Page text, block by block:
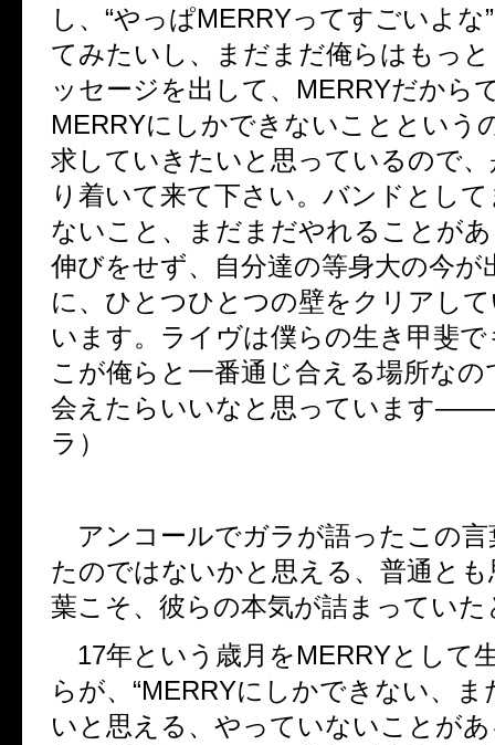
し、“やっぱMERRYってすごいよな
てみたいし、まだまだ俺らはもっ
ッセージを出して、 MERRYだから
MERRYにしかできないことという
求していきたいと思っているので
り着いて来て下さい。バンドとし
ないこと、まだまだやれることが
伸びをせず、自分達の等身大の今が
に、ひとつひとつの壁をクリアし
います。ライヴは僕らの生き甲斐
こが俺らと一番通じ合える場所な
会えたらいいなと思っています
ラ）
アンコールでガラが語ったこの言
たのではないかと思える、普通と
葉こそ、彼らの本気が詰まっていた
17年という歳月をMERRYとして
らが、“MERRYにしかできない、ま
いと思える、やっていないことがあ